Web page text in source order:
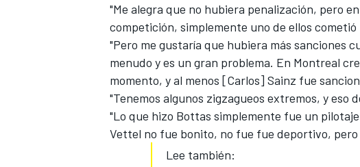
"Me alegra que no hubiera penalización, pero
competición, simplemente uno de ellos
"Pero me gustaría que hubiera más sanciones
menudo y es un gran problema. En Montreal
momento, y al menos [Carlos] Sainz fue
"Tenemos algunos zigzagueos extremos, y eso
"Lo que hizo Bottas simplemente fue un
Vettel no fue bonito, no fue fue deportivo,
Lee también: